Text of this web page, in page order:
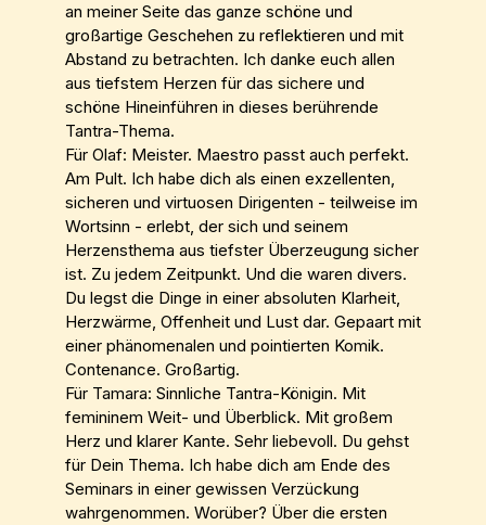
an meiner Seite das ganze schöne und
großartige Geschehen zu reflektieren und mit
Abstand zu betrachten. Ich danke euch allen
aus tiefstem Herzen für das sichere und
schöne Hineinführen in dieses berührende
Tantra-Thema.
Für Olaf: Meister. Maestro passt auch perfekt.
Am Pult. Ich habe dich als einen exzellenten,
sicheren und virtuosen Dirigenten - teilweise im
Wortsinn - erlebt, der sich und seinem
Herzensthema aus tiefster Überzeugung sicher
ist. Zu jedem Zeitpunkt. Und die waren divers.
Du legst die Dinge in einer absoluten Klarheit,
Herzwärme, Offenheit und Lust dar. Gepaart mit
einer phänomenalen und pointierten Komik.
Contenance. Großartig.
Für Tamara: Sinnliche Tantra-Königin. Mit
femininem Weit- und Überblick. Mit großem
Herz und klarer Kante. Sehr liebevoll. Du gehst
für Dein Thema. Ich habe dich am Ende des
Seminars in einer gewissen Verzückung
wahrgenommen. Worüber? Über die ersten